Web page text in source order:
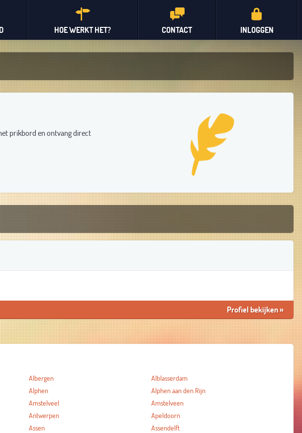
INLOGGEN
CONTACT
HOE WERKT HET?
prikbord en ontvang direct
Profiel bekijken»
Albergen
Alblasserdam
Alphen
Alphen aan den Rijn
Amstelveel
Amstelveen
Antwerpen
Apeldoorn
Assen
Assendelft